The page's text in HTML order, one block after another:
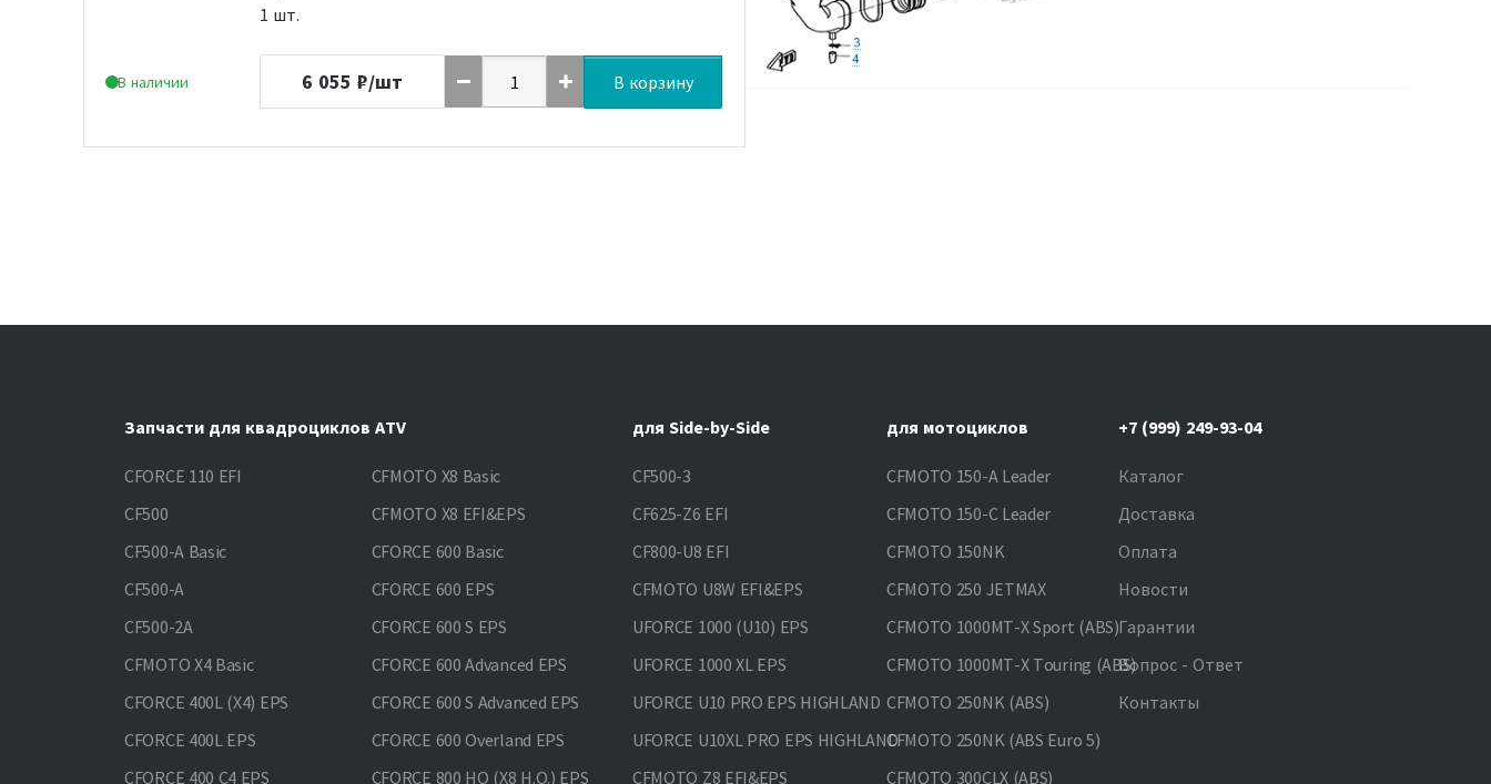
В наличии
1 шт.
6 055 ₽/шт В корзину
Запчасти для квадроциклов ATV
CFORCE 110 EFI
CF500
CF500-A Basic
CF500-A
CF500-2A
CFMOTO X4 Basic
CFORCE 400L (X4) EPS
CFORCE 400L EPS
CFORCE 400 С4 EPS
CFMOTO X8 Basic
CFMOTO X8 EFI&EPS
CFORCE 600 Basic
CFORCE 600 EPS
CFORCE 600 S EPS
CFORCE 600 Advanced EPS
CFORCE 600 S Advanced EPS
CFORCE 600 Overland EPS
CFORCE 800 HO (X8 H.O.) EPS
для Side-by-Side
CF500-3
CF625-Z6 EFI
CF800-U8 EFI
CFMOTO U8W EFI&EPS
UFORCE 1000 (U10) EPS
UFORCE 1000 XL EPS
UFORCE U10 PRO EPS HIGHLAND
UFORCE U10XL PRO EPS HIGHLAND
CFMOTO Z8 EFI&EPS
для мотоциклов
CFMOTO 150-A Leader
CFMOTO 150-C Leader
CFMOTO 150NK
CFMOTO 250 JETMAX
CFMOTO 1000MT-X Sport (ABS)
CFMOTO 1000MT-X Touring (ABS)
CFMOTO 250NK (ABS)
CFMOTO 250NK (ABS Euro 5)
CFMOTO 300CLX (ABS)
+7 (999) 249-93-04
Каталог
Доставка
Оплата
Новости
Гарантии
Вопрос - Ответ
Контакты